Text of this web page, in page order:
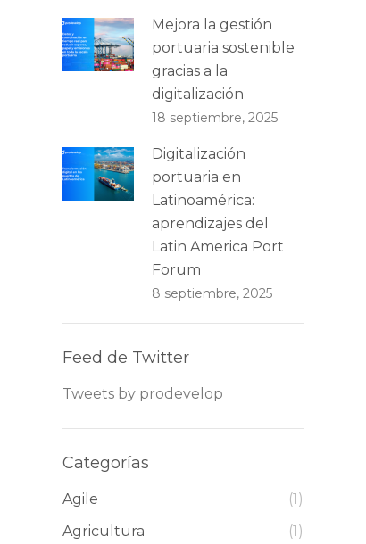
Mejora la gestión
portuaria sostenible
gracias a la
digitalización
18 septiembre, 2025
Digitalización
portuaria en
Latinoamérica:
aprendizajes del
Latin America Port
Forum
8 septiembre, 2025
Feed de Twitter
Tweets by prodevelop
Categorías
Agile
(1)
Agricultura
(1)